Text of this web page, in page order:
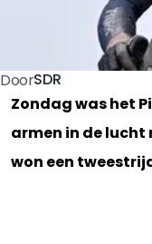
DoorSDR
Zondag was het
armen in de lucht
won een